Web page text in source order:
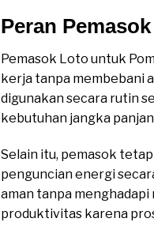
Peran
Pemasok Loto untuk
kerja tanpa membebani
digunakan secara rutin
kebutuhan jangka
Selain itu, pemasok
penguncian energi
aman tanpa
produktivitas karena